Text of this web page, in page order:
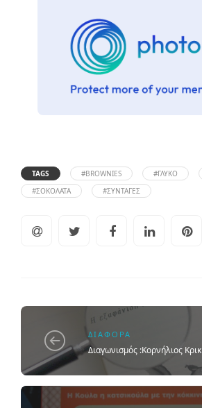
TAGS #BROWNIES #ΓΛΥΚΌ
#ΣΟΚΟΛΆΤΑ
#ΣΥΝΤΑΓΈΣ
ΔΙΆΦΟΡΑ
Διαγωνισμός :Κορνήλιος Κρικ